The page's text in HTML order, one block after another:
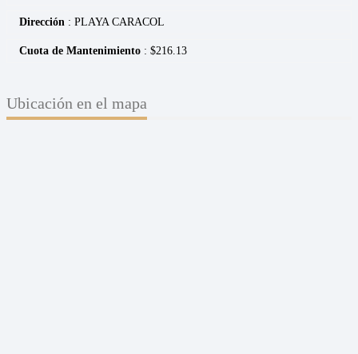
Dirección : PLAYA CARACOL
Cuota de Mantenimiento : $216.13
Ubicación en el mapa